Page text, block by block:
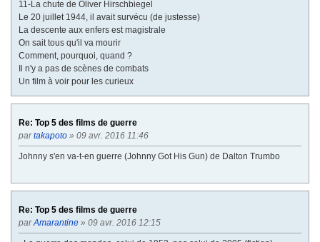
11-La chute de Oliver Hirschbiegel
Le 20 juillet 1944, il avait survécu (de justesse)
La descente aux enfers est magistrale
On sait tous qu'il va mourir
Comment, pourquoi, quand ?
Il n'y a pas de scènes de combats
Un film à voir pour les curieux
Re: Top 5 des films de guerre
partakapoto » 09 avr. 2016 11:46
Johnny s'en va-t-en guerre (Johnny Got His Gun) de Dalton Trumbo
Re: Top 5 des films de guerre
parAmarantine » 09 avr. 2016 12:15